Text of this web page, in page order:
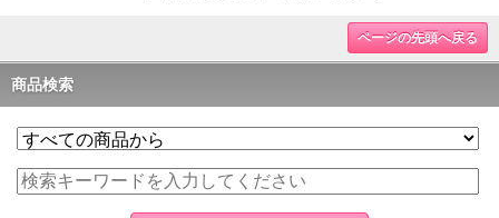
ページの先頭へ戻る
商品検索